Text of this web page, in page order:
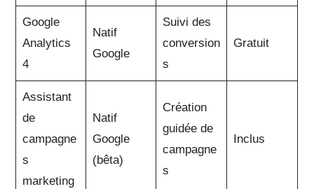
Google
Analytics
4
Natif
Google
Suivi des
conversion
s
Gratuit
Assistant
de
campagne
s
marketing
Natif
Google
(bêta)
Création
guidée de
campagne
s
Inclus